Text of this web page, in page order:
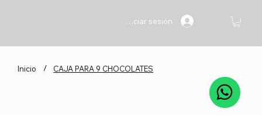
Iniciar sesión
Inicio / CAJA PARA 9 CHOCOLATES